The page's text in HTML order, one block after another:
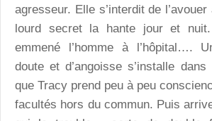
agresseur. Elle s’interdit de
lourd secret la hante jour et
emmené l’homme à l’hôpital….
doute et d’angoisse s’installe
que Tracy prend peu à peu
facultés hors du commun. Puis